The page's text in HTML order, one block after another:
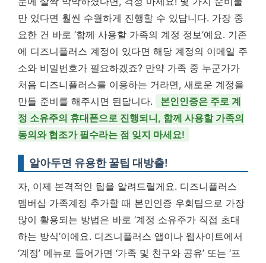
만 있다면 훨씬 수월하게 진행할 수 있답니다. 가장 중
요한 건 바로 ‘함께 사용할 가족의 계정 정보’예요. 기존
에 디즈니플러스 계정이 있다면 해당 계정의 이메일 주
소와 비밀번호가 필요하겠죠? 만약 가족 중 누군가가
처음 디즈니플러스를 이용하는 거라면, 새로운 계정을
만들 준비를 해주시면 된답니다.
본인인증은 주로 계
정 소유주의 휴대폰으로 진행되니, 함께 사용할 가족의
동의와 협조가 필수라는 점 잊지 마세요!
알아두면 유용한 꿀팁 대방출!
자, 이제 본격적인 팁을 알려드릴게요. 디즈니플러스
멤버십 가족계정 추가할 때 본인인증 우회팁으로 가장
많이 활용되는 방법은 바로 ‘계정 소유주가 직접 초대
하는 방식’이에요. 디즈니플러스 앱이나 웹사이트에서
‘계정’ 메뉴로 들어가면 ‘가족 및 친구와 공유’ 또는 ‘프